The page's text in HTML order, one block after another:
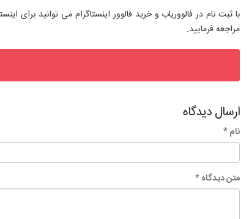
با ثبت نام در فالووریاب و خرید فالوور اینستاگرام می توانید برای
مراجعه فرمایید.
ارسال دیدگاه
نام *
متن دیدگاه *